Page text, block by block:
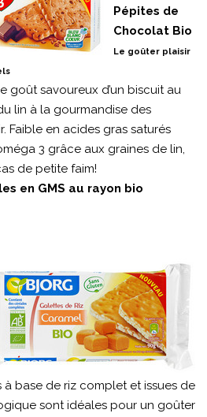
Pépites de
Chocolat Bio
Le goûter plaisir
goût savoureux d’un biscuit au
lin à la gourmandise des
Faible en acides gras saturés
3 grâce aux graines de lin,
de petite faim!
en GMS au rayon bio
base de riz complet et issues de
sont idéales pour un goûter